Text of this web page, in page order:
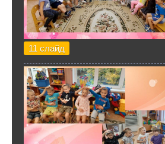
11 слайд